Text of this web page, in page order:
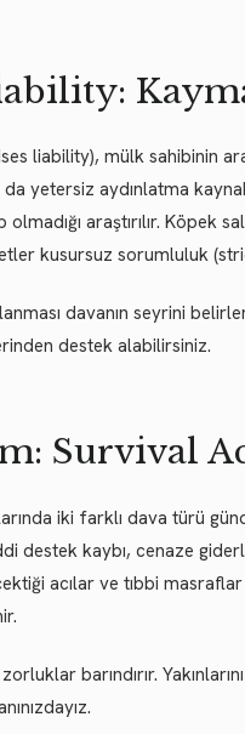
liability), mülk sahibinin
da yetersiz aydınlatma
araştırılır. Köpek
kusursuz sorumluluk
davanın seyrini
destek alabilirsiniz.
Survival
iki farklı dava türü
destek kaybı, cenaze
acılar ve tıbbi
barındırır.